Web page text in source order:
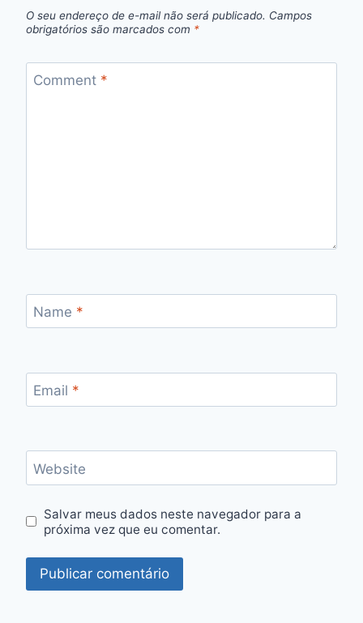
O seu endereço de e-mail não será publicado. Campos
obrigatórios são marcados com *
Comment *
Name *
Email *
Website
Salvar meus dados neste navegador para a
próxima vez que eu comentar.